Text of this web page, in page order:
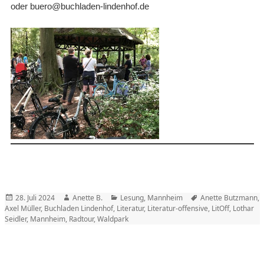
oder buero@buchladen-lindenhof.de
Posted
on
28. Juli 2024 Author
Anette B. Categories
Lesung, Mannheim Tags
Anette Butzmann,
Axel Müller, Buchladen Lindenhof, Literatur, Literatur-offensive, LitOff, Lothar
Seidler, Mannheim, Radtour,Waldpark